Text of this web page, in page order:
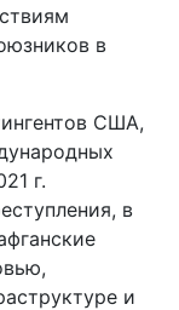
в
США,
г.
в
и